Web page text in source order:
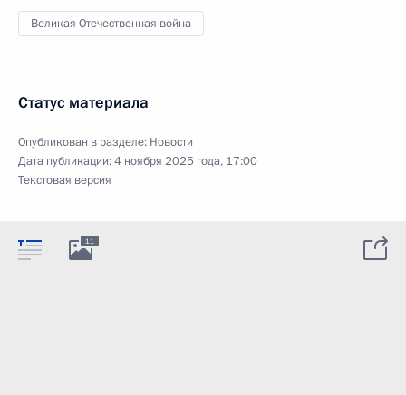
Великая Отечественная война
Статус материала
Опубликован в разделе: Новости
Дата публикации:4 ноября 2025 года, 17:00
Текстовая версия
11